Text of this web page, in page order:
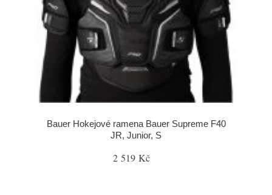
Bauer Hokejové ramena Bauer Supreme F40
JR, Junior, S
2 519 Kč